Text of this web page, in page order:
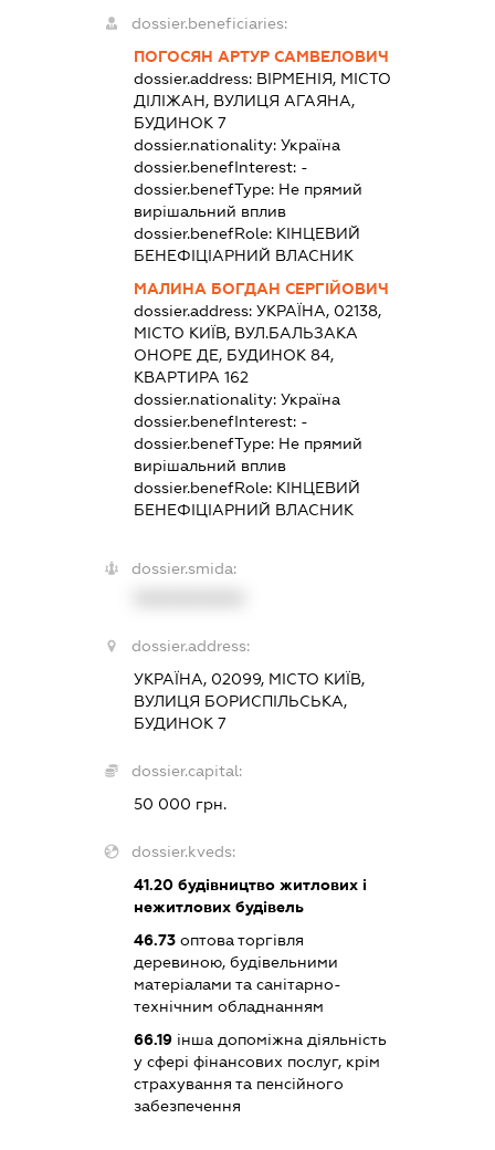
dossier.beneficiaries:
ПОГОСЯН АРТУР САМВЕЛОВИЧ
dossier.address: ВІРМЕНІЯ, МІСТО
ДІЛІЖАН, ВУЛИЦЯ АГАЯНА,
БУДИНОК 7
dossier.nationality: Україна
dossier.benefInterest: -
dossier.benefType: Не прямий
вирішальний вплив
dossier.benefRole: КІНЦЕВИЙ
БЕНЕФІЦІАРНИЙ ВЛАСНИК
МАЛИНА БОГДАН СЕРГІЙОВИЧ
dossier.address: УКРАЇНА, 02138,
МІСТО КИЇВ, ВУЛ.БАЛЬЗАКА
ОНОРЕ ДЕ, БУДИНОК 84,
КВАРТИРА 162
dossier.nationality: Україна
dossier.benefInterest: -
dossier.benefType: Не прямий
вирішальний вплив
dossier.benefRole: КІНЦЕВИЙ
БЕНЕФІЦІАРНИЙ ВЛАСНИК
dossier.smida:
dossier.address:
УКРАЇНА, 02099, МІСТО КИЇВ,
ВУЛИЦЯ БОРИСПІЛЬСЬКА,
БУДИНОК 7
dossier.capital:
50 000 грн.
dossier.kveds:
41.20будівництво житлових і
нежитлових будівель
46.73оптова торгівля
деревиною, будівельними
матеріалами та санітарно-
технічним обладнанням
66.19інша допоміжна діяльність
у сфері фінансових послуг, крім
страхування та пенсійного
забезпечення